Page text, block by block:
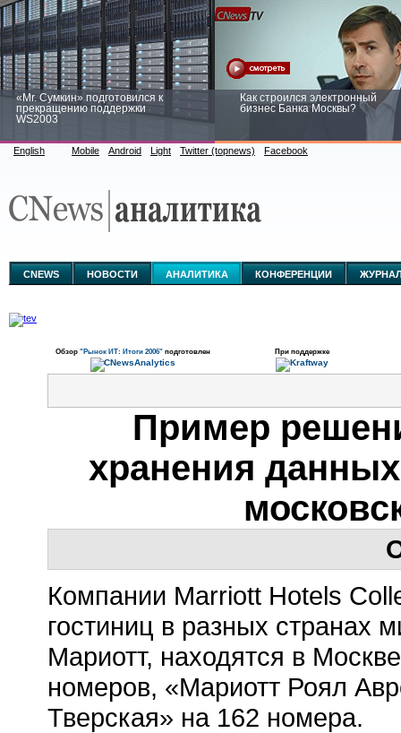
«Mr. Сумкин» подготовился к
прекращению поддержки
WS2003
Как строился электронный
бизнес Банка Москвы?
аналитике
English Mobile Android Light Twitter (topnews) Facebook
CNEWS НОВОСТИ АНАЛИТИКА КОНФЕРЕНЦИИ
Обзор "Рынок ИТ: Итоги 2006" подготовлен При поддержке
Пример
хранения
Компании Marriott Hotels
гостиниц в разных странах
Мариотт, находятся в
номеров, «Мариотт Роял
Тверская» на 162 номера.